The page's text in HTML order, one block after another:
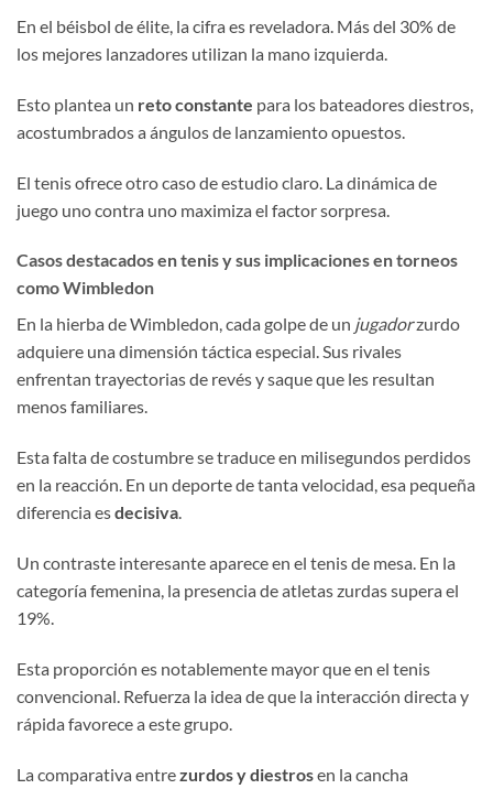
En el béisbol de élite, la cifra es reveladora. Más del 30% de
los mejores lanzadores utilizan la mano izquierda.
Esto plantea un reto constante para los bateadores diestros,
acostumbrados a ángulos de lanzamiento opuestos.
El tenis ofrece otro caso de estudio claro. La dinámica de
juego uno contra uno maximiza el factor sorpresa.
Casos destacados en tenis y sus implicaciones en torneos
como Wimbledon
En la hierba de Wimbledon, cada golpe de un jugadorzurdo
adquiere una dimensión táctica especial. Sus rivales
enfrentan trayectorias de revés y saque que les resultan
menos familiares.
Esta falta de costumbre se traduce en milisegundos perdidos
en la reacción. En un deporte de tanta velocidad, esa pequeña
diferencia esdecisiva.
Un contraste interesante aparece en el tenis de mesa. En la
categoría femenina, la presencia de atletas zurdas supera el
19%.
Esta proporción es notablemente mayor que en el tenis
convencional. Refuerza la idea de que la interacción directa y
rápida favorece a este grupo.
La comparativa entrezurdos y diestrosen la cancha